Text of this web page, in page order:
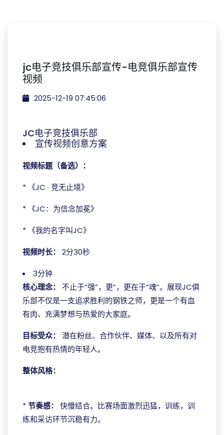
jc电子竞技俱乐部宣传-电竞俱乐部宣传
视频
2025-12-19 07:45:06
JC电子竞技俱乐部
宣传视频创意方案
视频标题（备选）：
* 《JC · 竞无止境》
* 《JC：为信念加冕》
* 《我的名字叫JC》
视频时长： 2分30秒
3分钟
核心理念：
不止于“强”，更”，更在于“魂”。展现JC俱
乐部不仅是一支追求胜利的钢铁之师，更是一个有血
有肉、充满梦想与热爱的大家庭。
目标受众：
潜在粉丝、合作伙伴、媒体、以及所有对
电竞抱有热情的年轻人。
整体风格：
*节奏感：
快慢结合。比赛场面激烈迅猛，训练，训
练和采访环节沉稳有力。